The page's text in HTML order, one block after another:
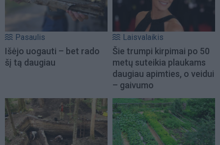
Pasaulis
Išėjo uogauti – bet rado
šį tą daugiau
Laisvalaikis
Šie trumpi kirpimai po 50
metų suteikia plaukams
daugiau apimties, o veidui
– gaivumo